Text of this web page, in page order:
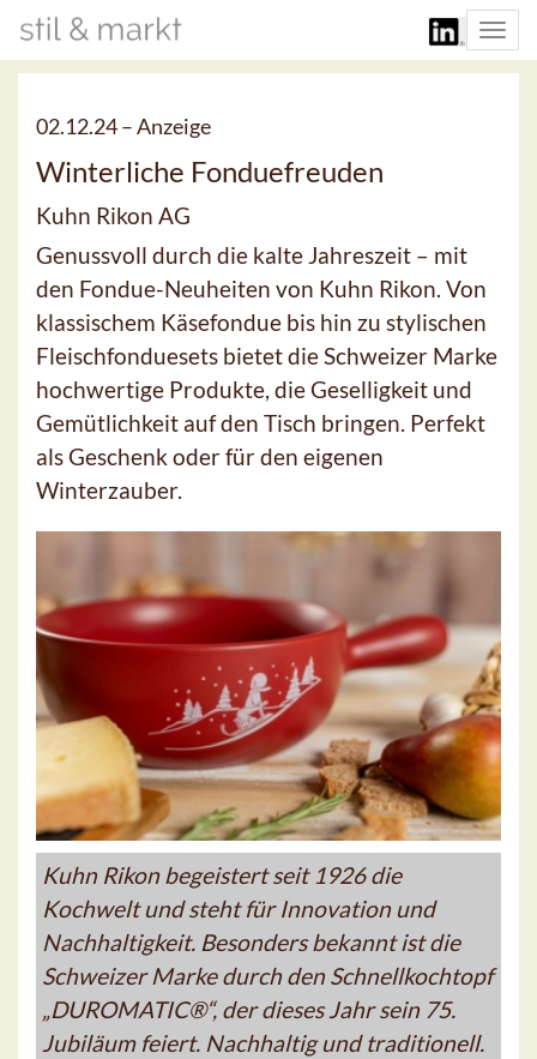
02.12.24 –Anzeige
Winterliche Fonduefreuden
Kuhn Rikon AG
Genussvoll durch die kalte Jahreszeit – mit
den Fondue-Neuheiten von Kuhn Rikon. Von
klassischem Käsefondue bis hin zu stylischen
Fleischfonduesets bietet die Schweizer Marke
hochwertige Produkte, die Geselligkeit und
Gemütlichkeit auf den Tisch bringen. Perfekt
als Geschenk oder für den eigenen
Winterzauber.
Kuhn Rikon begeistert seit 1926 die
Kochwelt und steht für Innovation und
Nachhaltigkeit. Besonders bekannt ist die
Schweizer Marke durch den Schnellkochtopf
„DUROMATIC®“, der dieses Jahr sein 75.
Jubiläum feiert. Nachhaltig und traditionell.